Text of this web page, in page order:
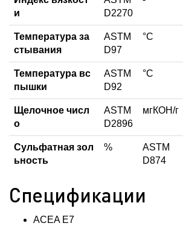
и
D2270
Температура за
стывания
ASTM
D97
°C
Температура вс
пышки
ASTM
D92
°С
Щелочное числ
о
ASTM
D2896
мгКОН/г
Сульфатная зол
ьность
%
ASTM
D874
Спецификации
ACEA E7